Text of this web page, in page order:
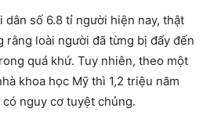
dân số 6.8 tỉ người hiện nay, thật
rằng loài người đã từng bị đẩy đến
quá khứ. Tuy nhiên, theo một
khoa học Mỹ thì 1,2 triệu năm
nguy cơ tuyệt chủng.